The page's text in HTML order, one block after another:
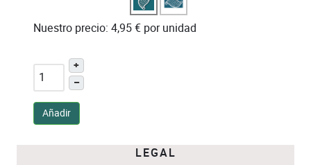
Nuestro precio: 4,95 € por unidad
+
–
Añadir
LEGAL